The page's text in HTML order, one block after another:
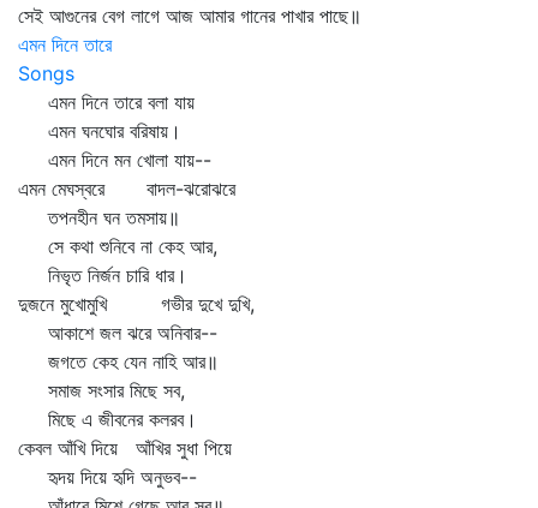
সেই আগুনের বেগ লাগে আজ আমার গানের পাখার পাছে॥
এমন দিনে তারে
Songs
এমন দিনে তারে বলা যায়
এমন ঘনঘোর বরিষায়।
এমন দিনে মন খোলা যায়--
এমন মেঘস্বরে বাদল-ঝরোঝরে
তপনহীন ঘন তমসায়॥
সে কথা শুনিবে না কেহ আর,
নিভৃত নির্জন চারি ধার।
দুজনে মুখোমুখি গভীর দুখে দুখি,
আকাশে জল ঝরে অনিবার--
জগতে কেহ যেন নাহি আর॥
সমাজ সংসার মিছে সব,
মিছে এ জীবনের কলরব।
কেবল আঁখি দিয়ে আঁখির সুধা পিয়ে
হৃদয় দিয়ে হৃদি অনুভব--